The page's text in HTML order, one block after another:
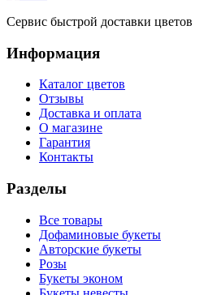
Сервис быстрой доставки цветов
Информация
Каталог цветов
Отзывы
Доставка и оплата
О магазине
Гарантия
Контакты
Разделы
Все товары
Дофаминовые букеты
Авторские букеты
Розы
Букеты эконом